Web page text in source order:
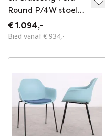
Round P/4W stoel
blauw gemêleerd
€ 1.094,-
Bied vanaf € 934,-